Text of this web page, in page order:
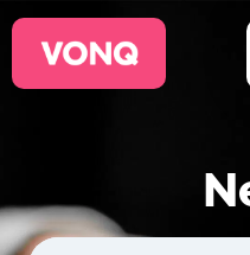
Ressourcen